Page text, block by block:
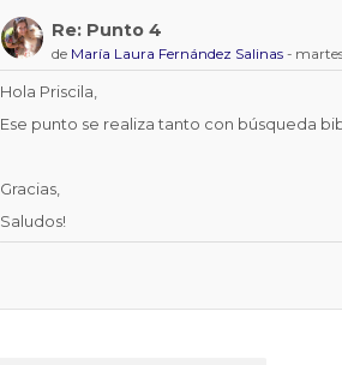
En
respuesta
a
Priscila
Re: Punto 4
de María Laura Fernández Salinas -
Hola Priscila,
Ese punto se realiza tanto con búsqueda
Gracias,
Saludos!